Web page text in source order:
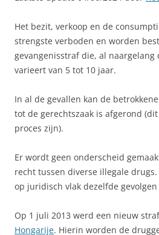
Het bezit, verkoop en de
strengste verboden en worden
gevangenisstraf die, al naargelang
varieert van 5 tot 10 jaar.
In al de gevallen kan de
tot de gerechtszaak is afgerond
proces zijn).
Er wordt geen onderscheid
recht tussen diverse illegale
op juridisch vlak dezelfde
Op 1 juli 2013 werd een nieuw
Hongarije. Hierin worden de